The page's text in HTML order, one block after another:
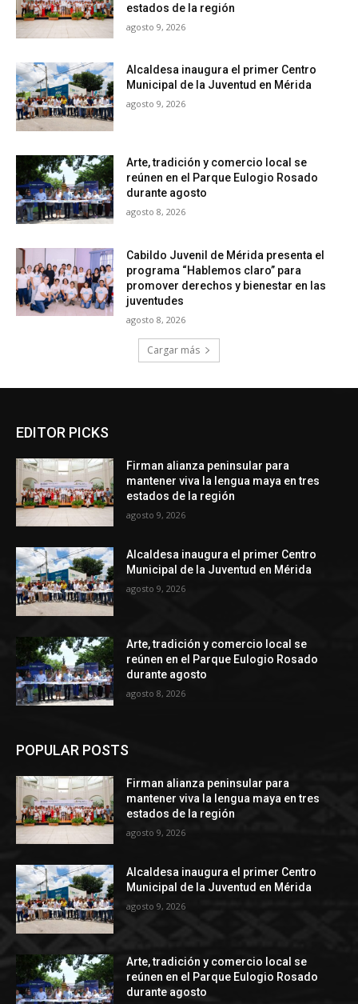
estados de la región
agosto 9, 2026
Alcaldesa inaugura el primer Centro
Municipal de la Juventud en Mérida
agosto 9, 2026
Arte, tradición y comercio local se
reúnen en el Parque Eulogio Rosado
durante agosto
agosto 8, 2026
Cabildo Juvenil de Mérida presenta el
programa “Hablemos claro” para
promover derechos y bienestar en las
juventudes
agosto 8, 2026
Cargar más
EDITOR PICKS
Firman alianza peninsular para
mantener viva la lengua maya en tres
estados de la región
agosto 9, 2026
Alcaldesa inaugura el primer Centro
Municipal de la Juventud en Mérida
agosto 9, 2026
Arte, tradición y comercio local se
reúnen en el Parque Eulogio Rosado
durante agosto
agosto 8, 2026
POPULAR POSTS
Firman alianza peninsular para
mantener viva la lengua maya en tres
estados de la región
agosto 9, 2026
Alcaldesa inaugura el primer Centro
Municipal de la Juventud en Mérida
agosto 9, 2026
Arte, tradición y comercio local se
reúnen en el Parque Eulogio Rosado
durante agosto